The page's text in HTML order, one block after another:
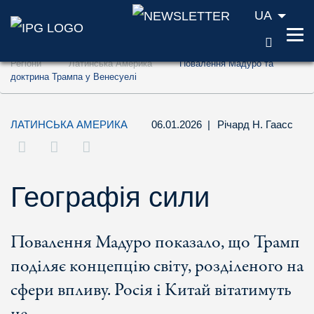
Перейти до змісту (ключ доступу '1')
Перейти до пошуку (ключ доступу '2')
UA
Регіони Латинська Америка
Повалення Мадуро та
доктрина Трампа у Венесуелі
ЛАТИНСЬКА АМЕРИКА 06.01.2026 | Річард Н. Гаасс
Географія сили
Повалення Мадуро показало, що Трамп
поділяє концепцію світу, розділеного на
сфери впливу. Росія і Китай вітатимуть